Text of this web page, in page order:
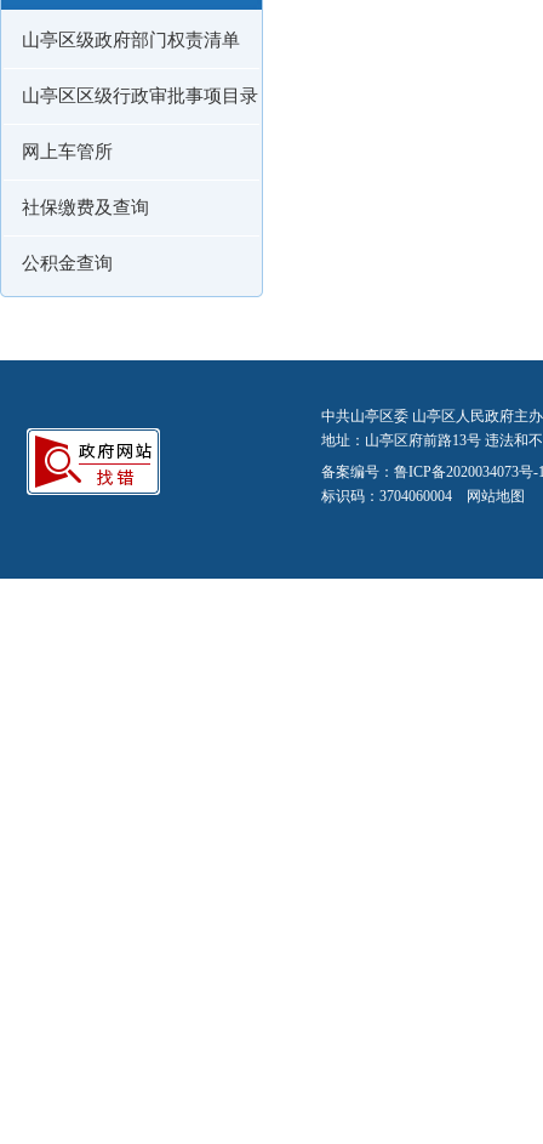
山亭区级政府部门权责清单
山亭区区级行政审批事项目录
网上车管所
社保缴费及查询
公积金查询
中共山亭区委 山亭区人民政府主
地址：山亭区府前路13号 违法和
备案编号： 鲁ICP备2020034073号-
标识码：3704060004 网站地图